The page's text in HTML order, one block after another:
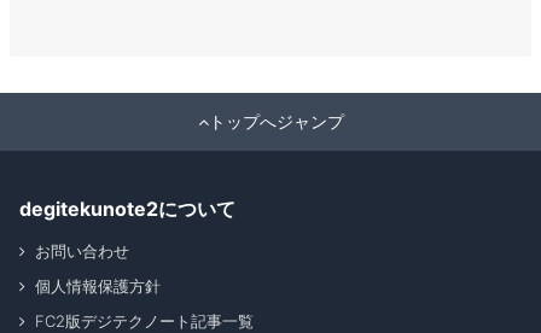
トップへジャンプ
degitekunote2について
お問い合わせ
個人情報保護方針
FC2版デジテクノート記事一覧